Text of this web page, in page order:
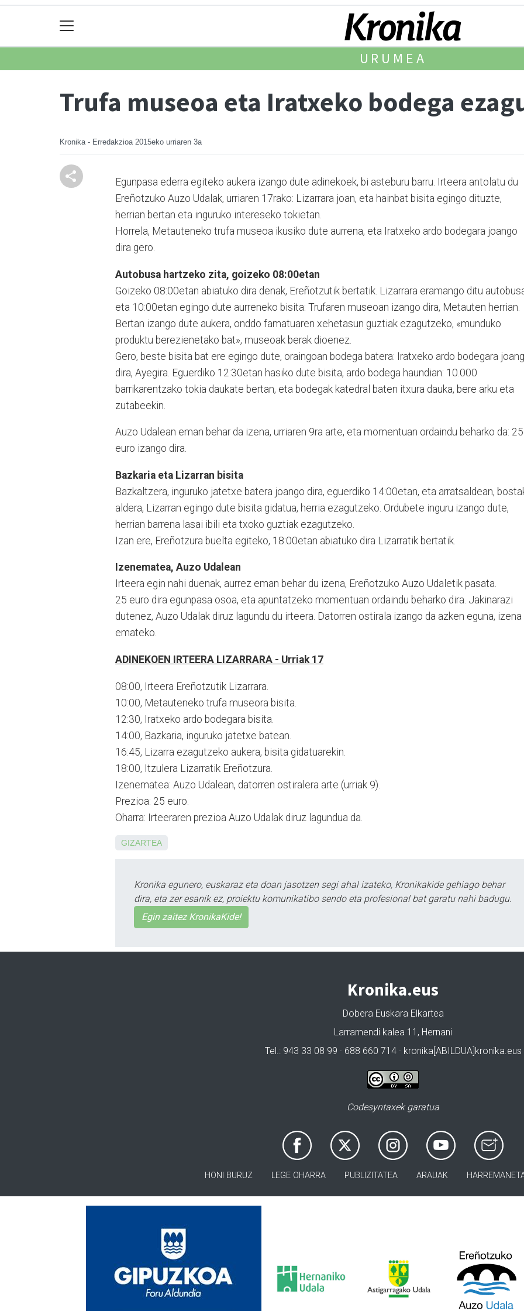
URUMEA
Trufa museoa eta Iratxeko bodega
Kronika - Erredakzioa 2015eko urriaren 3a
Egunpasa ederra egiteko aukera izango dute adinekoek, bi asteburu barru. Irteera antolatu du
Ereñotzuko Auzo Uda­lak, urriaren 17rako: Lizarrara joan, eta hainbat bisita egingo dituzte,
herrian bertan eta inguruko intereseko tokietan.
Horrela, Metauteneko trufa museoa ikusiko dute aurrena, eta Iratxeko ardo bodegara joango
dira gero.
Autobusa hartzeko zita, goizeko 08:00etan
Goizeko 08:00etan abiatuko dira denak, Ereñotzutik bertatik. Lizarrara eramango ditu
eta 10:00etan egingo dute aurreneko bisita: Tru­fa­ren museoan izango dira, Me­­tauten herrian.
Bertan izango dute aukera, onddo famatuaren xe­hetasun guztiak ezagutzeko, «munduko
produktu berezienetako bat», museoak berak dioenez.
Gero, beste bisita bat ere egingo dute, oraingoan bodega batera: Iratxeko ardo bodegara
dira, Ayegira. Eguerdiko 12:30etan hasiko dute bisita, ardo bodega haundian: 10.000
barrikarentzako tokia daukate bertan, eta bodegak katedral baten itxura dauka, bere arku eta
zutabeekin.
Auzo Udalean eman behar da izena, urriaren 9ra arte, eta momentuan ordaindu beharko da: 25
euro izango dira.
Bazkaria eta Lizarran bisita
Bazkaltzera, inguruko jatetxe batera joango dira, eguerdiko 14:00etan, eta arratsaldean,
aldera, Lizarran egingo dute bisita gidatua, herria ezagutzeko. Ordubete inguru izan­go dute,
herrian barrena lasai ibil­i eta txoko guztiak ezagutzeko.
Izan ere, Ereñotzura buelta egiteko, 18:00etan abiatuko dira Lizarratik bertatik.
Izenematea, Auzo Udalean
Irteera egin nahi duenak, aurrez eman behar du izena, Ereñotzuko Auzo Udaletik pasata.
25 euro dira egunpasa osoa, eta apuntatzeko mo­men­tuan ordaindu beharko dira. Jaki­na­razi
dutenez, Auzo Udalak diruz lagundu du irteera. Da­torren osti­rala izango da azken eguna, izena
emateko.
ADINEKOEN IRTEERA LIZARRARA - Urriak 17
08:00, Irteera Ereñotzutik Lizarrara.
10:00, Metauteneko trufa museora bisita.
12:30, Iratxeko ardo bodegara bisita.
14:00, Bazkaria, inguruko jatetxe batean.
16:45, Lizarra ezagutzeko aukera, bisita gidatuarekin.
18:00, Itzulera Lizarratik Ereñotzura.
Izenematea: Auzo Udalean, datorren ostiralera arte (urriak 9).
Prezioa: 25 euro.
Oharra: Irteeraren prezioa Auzo Udalak diruz lagundua da.
GIZARTEA
Kronika egunero, euskaraz eta doan jasotzen segi ahal izateko, Kronikakide gehiago behar
dira, eta zer esanik ez, proiektu komunikatibo sendo eta profesional bat garatu nahi badugu.
Egin zaitez KronikaKide!
Kronika.eus
Dobera Euskara Elkartea
Larramendi kalea 11, Hernani
Tel.: 943 33 08 99 · 688 660 714 · kronika[ABILDUA]kronika.eus
Codesyntaxek garatua
HONI BURUZ LEGE OHARRA PUBLIZITATEA ARAUAK